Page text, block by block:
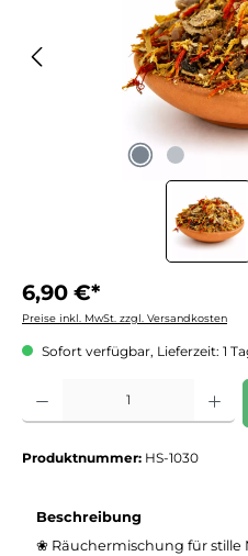
6,90 €*
Preise inkl. MwSt. zzgl. Versandkosten
Sofort verfügbar, Lieferzeit: 1
Produkt Anzahl: Gib den gewünschten
Produktnummer: HS-1030
Beschreibung
❀ Räuchermischung für